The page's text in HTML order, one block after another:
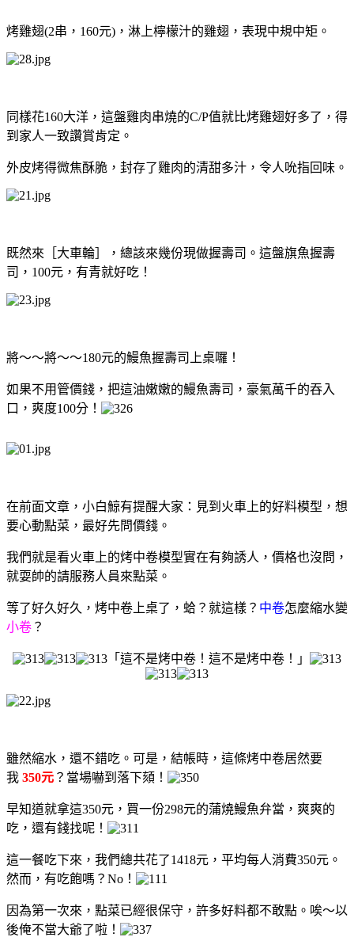
烤雞翅(2串，160元)，淋上檸檬汁的雞翅，表現中規中矩。
同樣花160大洋，這盤雞肉串燒的C/P值就比烤雞翅好多了，得
到家人一致讚賞肯定。
外皮烤得微焦酥脆，封存了雞肉的清甜多汁，令人吮指回味。
既然來［大車輪］，總該來幾份現做握壽司。這盤旗魚握壽
司，100元，有青就好吃！
將～～將～～180元的鰻魚握壽司上桌囉！
如果不用管價錢，把這油嫩嫩的鰻魚壽司，豪氣萬千的吞入
口，爽度100分！
在前面文章，小白鯨有提醒大家：見到火車上的好料模型，想
要心動點菜，最好先問價錢。
我們就是看火車上的烤中卷模型實在有夠誘人，價格也沒問，
就耍帥的請服務人員來點菜。
等了好久好久，烤中卷上桌了，蛤？就這樣？ 中卷怎麼縮水變
小卷 ？
「這不是烤中卷！這不是烤中卷！」
雖然縮水，還不錯吃。可是，結帳時，這條烤中卷居然要
我 350元 ？當場嚇到落下頦！
早知道就拿這350元，買一份298元的蒲燒鰻魚弁當，爽爽的
吃，還有錢找呢！
這一餐吃下來，我們總共花了1418元，平均每人消費350元。
然而，有吃飽嗎？No！
因為第一次來，點菜已經很保守，許多好料都不敢點。唉～以
後俺不當大爺了啦！